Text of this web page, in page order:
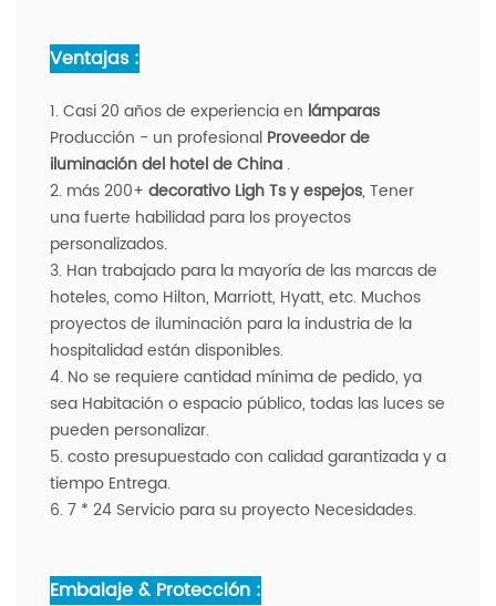
Ventajas :
1. Casi 20 años de experiencia en lámparas
Producción - un profesional Proveedor de
iluminación del hotel de China .
2. más 200+ decorativo LighTs y espejos, Tener
una fuerte habilidad para los proyectos
personalizados.
3. Han trabajado para la mayoría de las marcas de
hoteles, como Hilton, Marriott, Hyatt, etc. Muchos
proyectos de iluminación para la industria de la
hospitalidad están disponibles.
4. No se requiere cantidad mínima de pedido, ya
sea Habitación o espacio público, todas las luces se
pueden personalizar.
5. costo presupuestado con calidad garantizada y a
tiempo Entrega.
6. 7 * 24 Servicio para su proyecto Necesidades.
Embalaje & Protección :